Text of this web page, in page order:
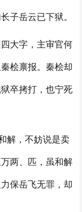
子岳云已下狱。
大字，主审官何
桧禀报。秦桧却
卒拷打，也宁死
解，不妨说是卖
两、匹，虽和解
保岳飞无罪，却